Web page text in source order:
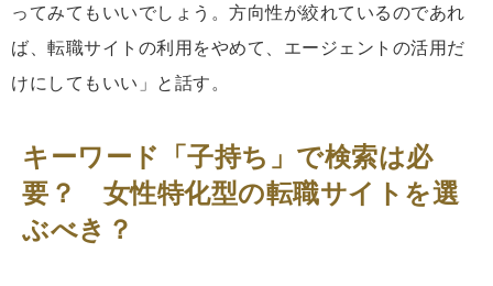
ってみてもいいでしょう。方向性が絞れているのであれ
ば、転職サイトの利用をやめて、エージェントの活用だ
けにしてもいい」と話す。
キーワード「子持ち」で検索は必
要？ 女性特化型の転職サイトを選
ぶべき？